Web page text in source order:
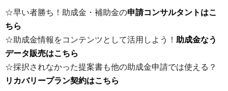
☆早い者勝ち！助成金・補助金の申請コンサルタントはこ
ちら
☆助成金情報をコンテンツとして活用しよう！ 助成金なう
データ販売はこちら
☆採択されなかった提案書も他の助成金申請では使える？
リカバリープラン契約はこちら